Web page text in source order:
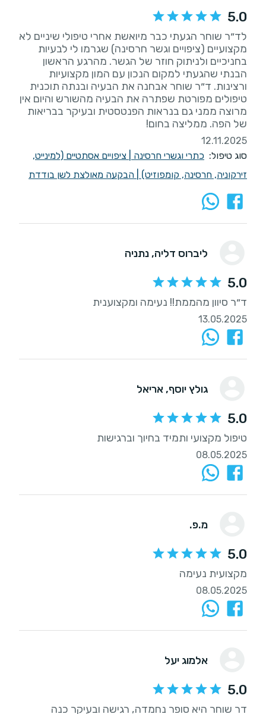
5.0
לד״ר שוחר הגעתי כבר מיואשת אחרי טיפולי שיניים לא
מקצועיים (ציפויים וגשר חרסינה) שגרמו לי לבעיות
בחניכיים ולניתוק חוזר של הגשר. מהרגע הראשון
הבנתי שהגעתי למקום הנכון עם המון מקצועיות
ורצינות. ד״ר שוחר אבחנה את הבעיה ובנתה תוכנית
טיפולים מפורטת שפתרה את הבעיה מהשורש והיום אין
מרוצה ממני גם בנראות הפנטסטית ובעיקר בבריאות
של הפה. ממליצה בחום!
12.11.2025
סוג טיפול: כתרי וגשרי חרסינה
ציפויים אסתטיים (למינייט,
זירקוניה, חרסינה, קומפוזיט)
הבקעה מאולצת לשן בודדת
ליברוס דליה, נתניה
5.0
ד״ר סיוון מהממת!! נעימה ומקצוענית
13.05.2025
גולץ יוסף, אריאל
5.0
טיפול מקצועי ותמיד בחיוך וברגישות
08.05.2025
מ.פ.
5.0
מקצועית נעימה
08.05.2025
אלמוג יעל
5.0
דר שוחר היא סופר נחמדה, רגישה ובעיקר כנה